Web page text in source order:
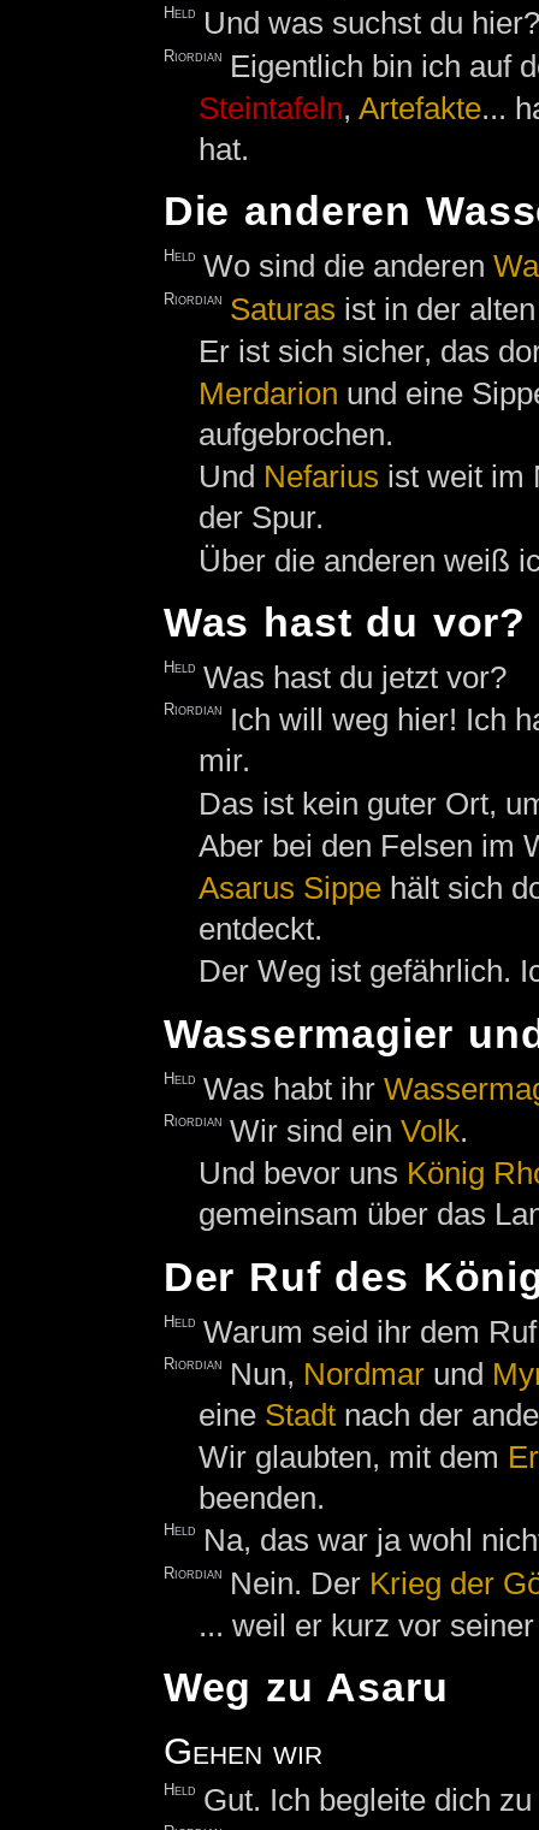
Held Und was suchst du
Riordian
Eigentlich bin ich auf
Steintafeln, Artefakte...
hat.
Die anderen
Held Wo sind die anderen
Riordian Saturas ist in der
Er ist sich sicher, das
Merdarion und eine
aufgebrochen.
Und Nefarius ist weit im
der Spur.
Über die anderen weiß
Was hast du vor?
Held Was hast du jetzt vor?
Riordian
Ich will weg hier! Ich
mir.
Das ist kein guter Ort,
Aber bei den Felsen im
Asarus Sippehält sich
entdeckt.
Der Weg ist gefährlich.
Wassermagier
Held Was habt ihr
Riordian Wir sind einVolk.
Und bevor uns König
gemeinsam über das
Der Ruf des
Held Warum seid ihr dem
Riordian Nun, Nordmar und
eine Stadtnach der
Wir glaubten, mit dem
beenden.
Held Na, das war ja wohl
Riordian Nein. Der Krieg der
... weil er kurz vor
Weg zu Asaru
Gehen wir
Held Gut. Ich begleite dich zu